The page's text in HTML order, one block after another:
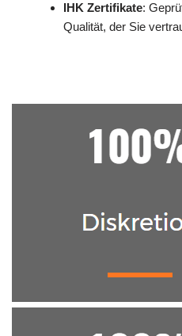
IHK Zertifikate:
Qualität, der Sie